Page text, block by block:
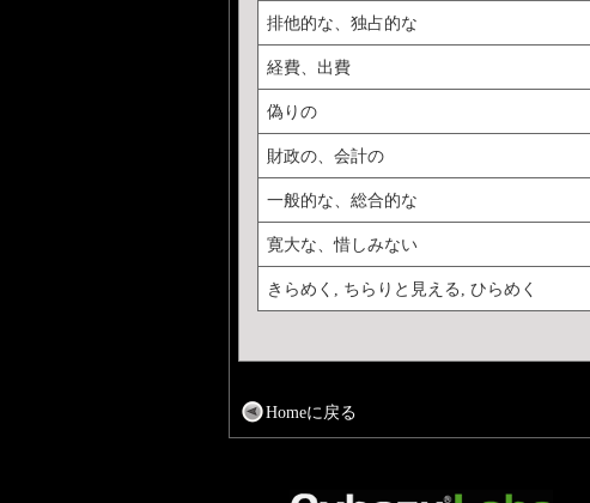
排他的な、独占的な
経費、出費
偽りの
財政の、会計の
一般的な、総合的な
寛大な、惜しみない
きらめく, ちらりと見える, ひらめく
Homeに戻る